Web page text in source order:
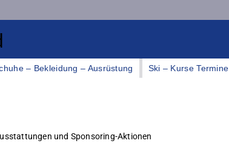
– Bekleidung – Ausrüstung Ski – Kurse Termine
und Sponsoring-Aktionen